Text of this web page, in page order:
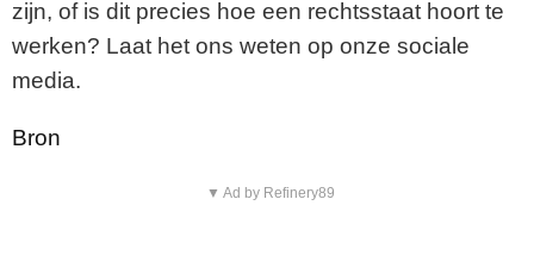
zijn, of is dit precies hoe een rechtsstaat hoort te
werken? Laat het ons weten op onze sociale
media.
Bron
▼ Ad by Refinery89